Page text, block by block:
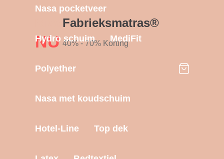
Fabrieksmatras®
NU 40% - 70% Korting
Nasa pocketveer
Hydro schuim MediFit
Polyether
Nasa met koudschuim
Hotel-Line Top dek